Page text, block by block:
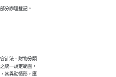
分辦理登記。
計法、財物分類
統一規定範圍，
其異動情形，應